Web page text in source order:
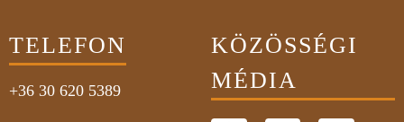
TELEFON
+36 30 620 5389
KÖZÖSSÉGI
MÉDIA